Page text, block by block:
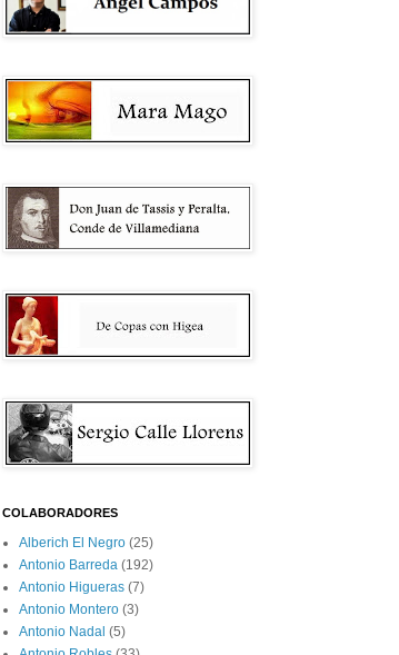
COLABORADORES
Alberich El Negro (25)
Antonio Barreda (192)
Antonio Higueras (7)
Antonio Montero (3)
Antonio Nadal (5)